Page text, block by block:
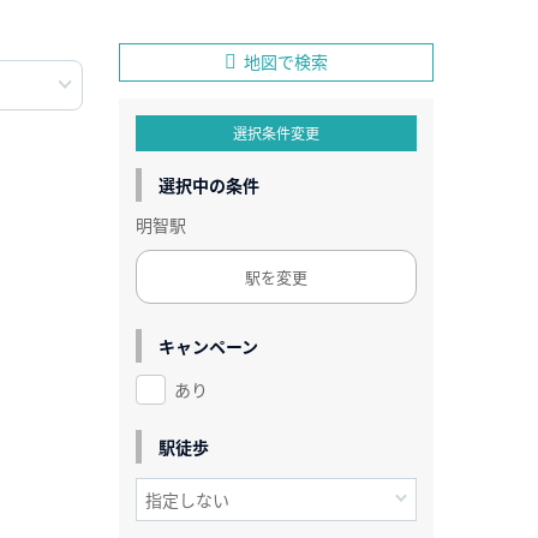
地図で検索
選択条件変更
選択中の条件
明智駅
駅を変更
キャンペーン
あり
駅徒歩